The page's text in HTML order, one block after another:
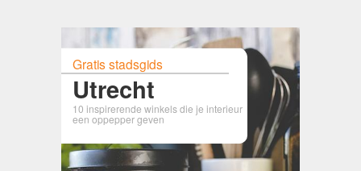
Gratis stadsgids
Utrecht
10 inspirerende winkels die je interieur
een oppepper geven